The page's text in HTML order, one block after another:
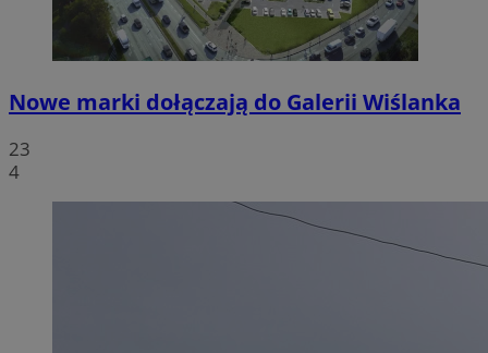
Nowe marki dołączają do Galerii Wiślanka
23
4